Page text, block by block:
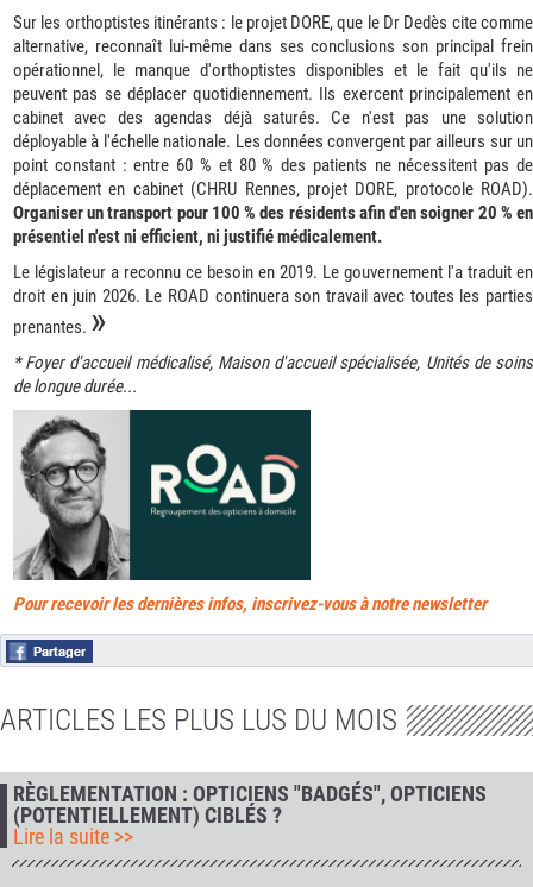
Sur les orthoptistes itinérants : le projet DORE, que le Dr Dedès cite comme
alternative, reconnaît lui-même dans ses conclusions son principal frein
opérationnel, le manque d'orthoptistes disponibles et le fait qu'ils ne
peuvent pas se déplacer quotidiennement. Ils exercent principalement en
cabinet avec des agendas déjà saturés. Ce n'est pas une solution
déployable à l'échelle nationale. Les données convergent par ailleurs sur un
point constant : entre 60 % et 80 % des patients ne nécessitent pas de
déplacement en cabinet (CHRU Rennes, projet DORE, protocole ROAD).
Organiser un transport pour 100 % des résidents afin d'en soigner 20 % en
présentiel n'est ni efficient, ni justifié médicalement.
Le législateur a reconnu ce besoin en 2019. Le gouvernement l'a traduit en
droit en juin 2026. Le ROAD continuera son travail avec toutes les parties
prenantes. »
* Foyer d'accueil médicalisé, Maison d'accueil spécialisée, Unités de soins
de longue durée...
Pour recevoir les dernières infos, inscrivez-vous à notre newsletter
ARTICLES LES PLUS LUS DU MOIS
RÈGLEMENTATION : OPTICIENS "BADGÉS", OPTICIENS
(POTENTIELLEMENT) CIBLÉS ?
Lire la suite >>